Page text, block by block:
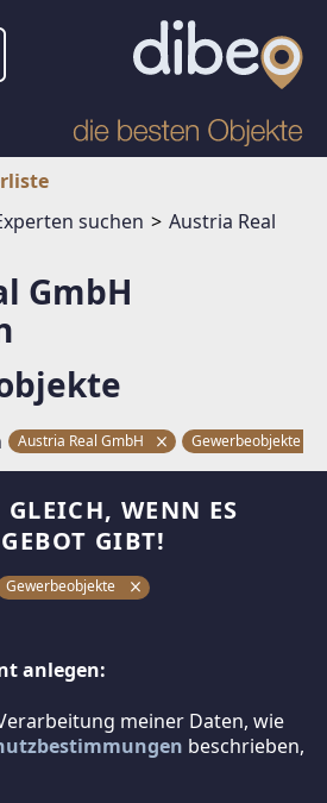
suchen
Austria Real
GmbH
Austria Real GmbH Gewerbeobjekte
GLEICH, WENN ES
GIBT!
Gewerbeobjekte
anlegen:
meiner Daten, wie
beschrieben,